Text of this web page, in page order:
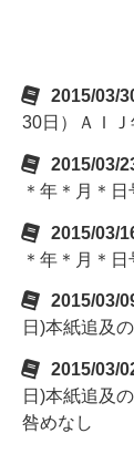
2015/03/
30日）ＡＩ
2015/03/
＊年＊月＊日
2015/03/
＊年＊月＊日
2015/03/
日)本紙追及
2015/03/
日)本紙追及
咎めなし